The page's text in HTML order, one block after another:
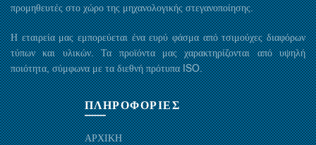
προμηθευτές στο χώρο της μηχανολογικής στεγανοποίησης.
Η εταιρεία μας εμπορεύεται ένα ευρύ φάσμα από τσιμούχες διαφόρων
τύπων και υλικών. Τα προϊόντα μας χαρακτηρίζονται από υψηλή
ποιότητα, σύμφωνα με τα διεθνή πρότυπα ISO.
ΠΛΗΡΟΦΟΡΙΕΣ
ΑΡΧΙΚΗ